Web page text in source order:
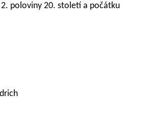
poloviny 20. století a počátku